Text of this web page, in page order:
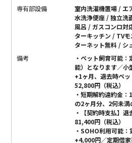
専有部設備
室内洗濯機置場 / エ
水洗浄便座 / 独立洗
風呂 / ガスコンロ対
ターキッチン / TV
ターネット無料 / シ
備考
・ペット飼育可能
能）となります／小
+1ヶ月、退去時ペッ
52,800円（税込）
・短期解約違約金
の2ヶ月分、2何未
・【契約時支払】退
81,400円（税込）
・SOHO利用可能
+4,000円／定期借